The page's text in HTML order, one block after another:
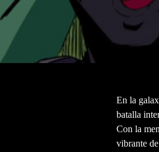
En la
batalla
Con la
vibrante de